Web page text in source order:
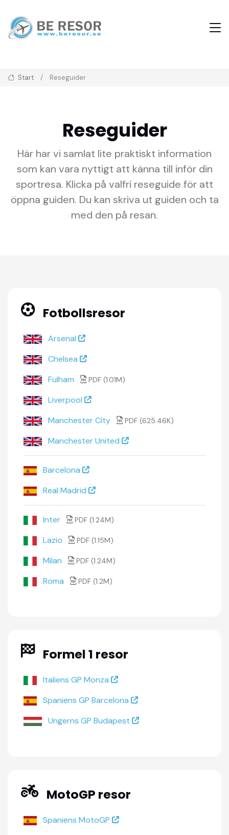
Start Reseguider
Reseguider
Här har vi samlat lite praktiskt information
som kan vara nyttigt att känna till inför din
sportresa. Klicka på valfri reseguide för att
öppna guiden. Du kan skriva ut guiden och ta
med den på resan.
Fotbollsresor
Arsenal
Chelsea
Fulham
PDF (1.01M)
Liverpool
Manchester City
PDF (625.46K)
Manchester United
Barcelona
Real Madrid
Inter PDF (1.24M)
Lazio PDF (1.15M)
Milan PDF (1.24M)
Roma PDF (1.2M)
Formel 1 resor
Italiens GP Monza
Spaniens GP Barcelona
Ungerns GP Budapest
MotoGP resor
Spaniens MotoGP